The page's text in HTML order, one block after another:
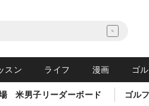
スン ライフ 漫画 ゴ
米男子リーダーボード ゴル